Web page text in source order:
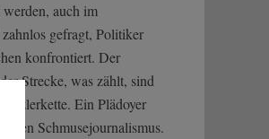
auch im
gefragt, Politiker
konfrontiert. Der
Strecke, was zählt, sind
Ein Plädoyer
Schmusejournalismus.